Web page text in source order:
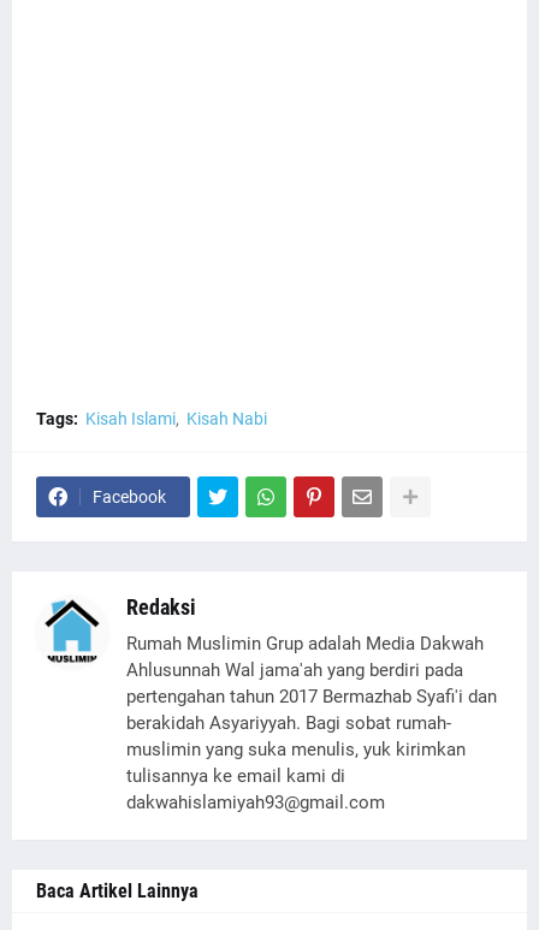
Tags: Kisah Islami Kisah Nabi
Facebook
Redaksi
Rumah Muslimin Grup adalah Media Dakwah
Ahlusunnah Wal jama'ah yang berdiri pada
pertengahan tahun 2017 Bermazhab Syafi'i dan
berakidah Asyariyyah. Bagi sobat rumah-
muslimin yang suka menulis, yuk kirimkan
tulisannya ke email kami di
dakwahislamiyah93@gmail.com
Baca Artikel Lainnya